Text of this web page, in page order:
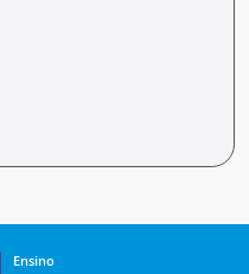
Ensino